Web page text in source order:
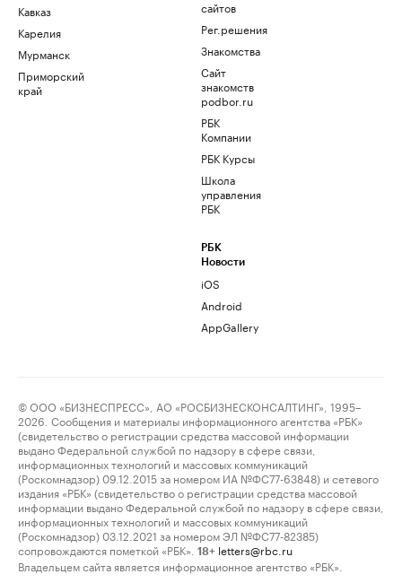
Кавказ
Карелия
Мурманск
Приморский
край
сайтов
Рег.решения
Знакомства
Сайт
знакомств
podbor.ru
РБК
Компании
РБК Курсы
Школа
управления
РБК
РБК
Новости
iOS
Android
AppGallery
© ООО «БИЗНЕСПРЕСС», АО «РОСБИЗНЕСКОНСАЛТИНГ», 1995–
2026. Сообщения и материалы информационного агентства «РБК»
(свидетельство о регистрации средства массовой информации
выдано Федеральной службой по надзору в сфере связи,
информационных технологий и массовых коммуникаций
(Роскомнадзор) 09.12.2015 за номером ИА №ФС77-63848) и сетевого
издания «РБК» (свидетельство о регистрации средства массовой
информации выдано Федеральной службой по надзору в сфере связи,
информационных технологий и массовых коммуникаций
(Роскомнадзор) 03.12.2021 за номером ЭЛ №ФС77-82385)
сопровождаются пометкой «РБК».
18+ letters@rbc.ru
Владельцем сайта является информационное агентство «РБК».